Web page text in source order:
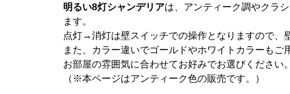
明るい8灯シャンデリアは、アンティーク調やクラ
ます。
点灯→消灯は壁スイッチでの操作となりますので、
また、カラー違いでゴールドやホワイトカラーもご
お部屋の雰囲気に合わせてお好みでお選びください。
（※本ページはアンティーク色の販売です。）